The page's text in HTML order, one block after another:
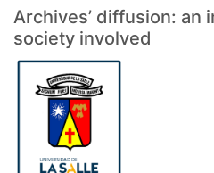
Archives’ diffusion: an
society involved